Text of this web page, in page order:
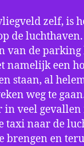
zelf, is
de
van de parking
namelijk een
staan, al
weg te
in veel
taxi naar de
brengen en